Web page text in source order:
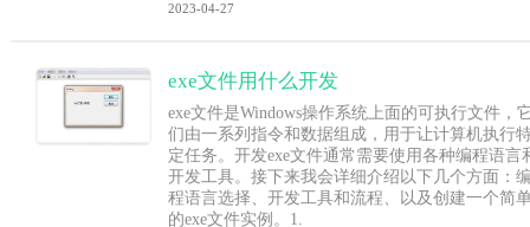
2023-04-27
exe文件用什么开发
exe文件是Windows操作系统上面的可执行文件，
们由一系列指令和数据组成，用于让计算机执行
定任务。开发exe文件通常需要使用各种编程语言
开发工具。接下来我会详细介绍以下几个方面：
程语言选择、开发工具和流程、以及创建一个简
的exe文件实例。1.